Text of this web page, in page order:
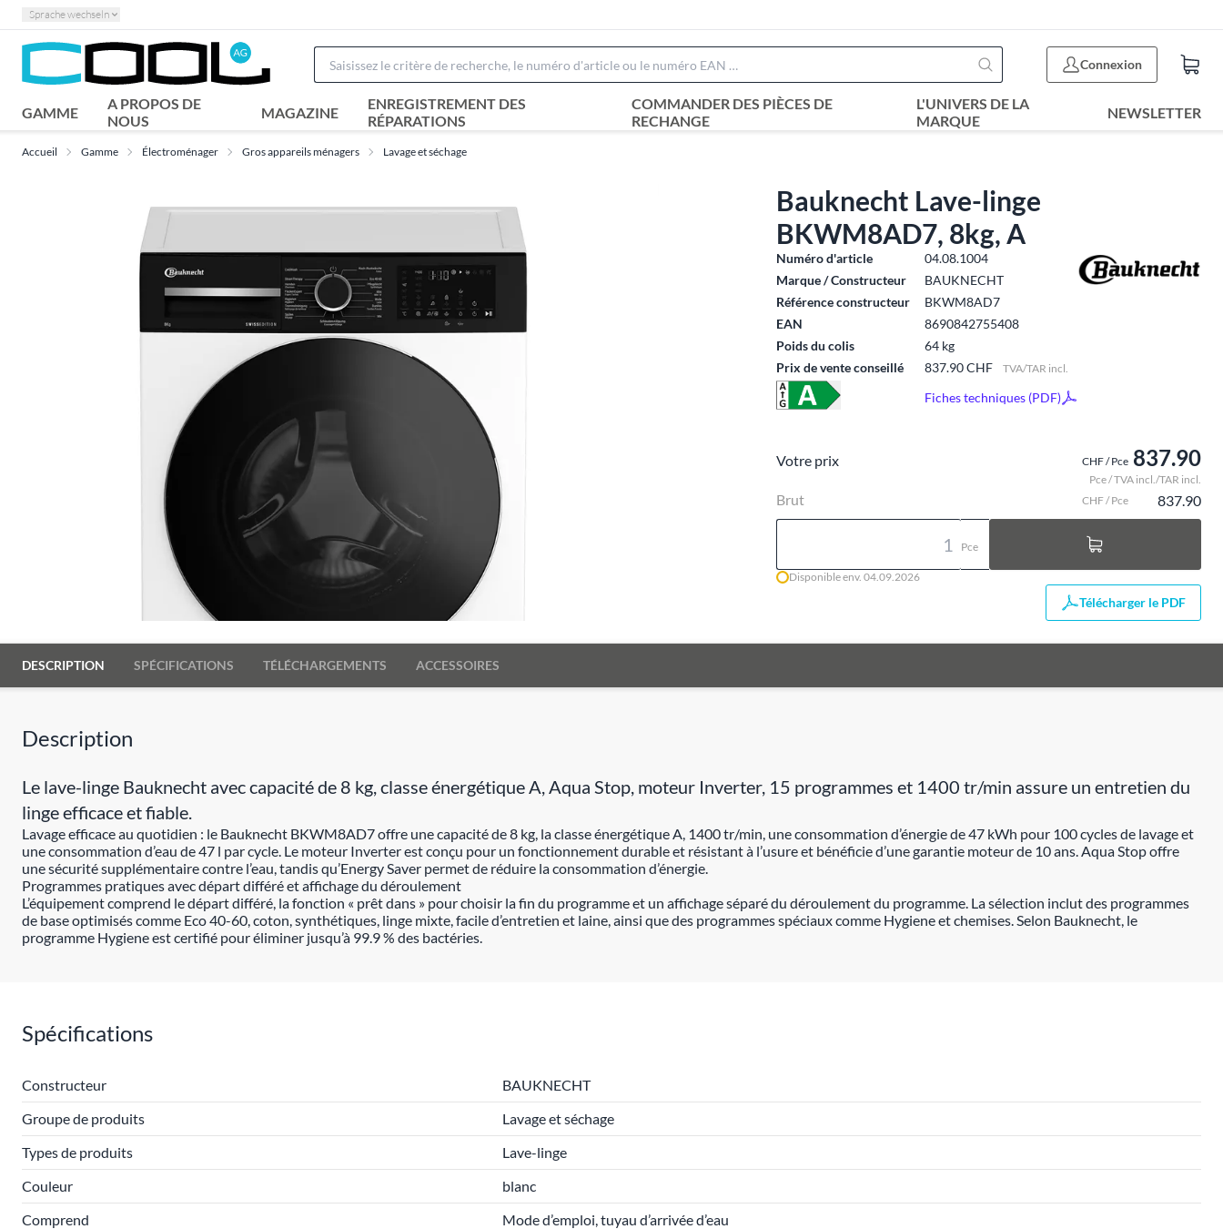
Sprache wechseln
Connexion
GAMME
A PROPOS DE
NOUS
MAGAZINE
ENREGISTREMENT DES
RÉPARATIONS
COMMANDER DES PIÈCES DE
RECHANGE
L'UNIVERS DE LA
MARQUE
NEWSLETTER
Accueil Gamme Électroménager Gros appareils ménagers Lavage et séchage
Bauknecht Lave-linge
BKWM8AD7, 8kg, A
Numéro d'article
04.08.1004
Marque / Constructeur
BAUKNECHT
Référence constructeur
BKWM8AD7
EAN
8690842755408
Poids du colis
64 kg
Prix de vente conseillé
837.90 CHF TVA/TAR incl.
Fiches techniques (PDF)
Votre prix CHF / Pce 837.90
Pce / TVA incl./TAR incl.
Brut CHF / Pce 837.90
Pce
Disponible env. 04.09.2026
Télécharger le PDF
DESCRIPTION SPÉCIFICATIONS TÉLÉCHARGEMENTS ACCESSOIRES
Description
Le lave-linge Bauknecht avec capacité de 8 kg, classe énergétique A, Aqua Stop, moteur Inverter, 15 programmes et 1400 tr/min assure un entretien du
linge efficace et fiable.
Lavage efficace au quotidien : le Bauknecht BKWM8AD7 offre une capacité de 8 kg, la classe énergétique A, 1400 tr/min, une consommation d’énergie de 47 kWh pour 100 cycles de lavage et
une consommation d’eau de 47 l par cycle. Le moteur Inverter est conçu pour un fonctionnement durable et résistant à l’usure et bénéficie d’une garantie moteur de 10 ans. Aqua Stop offre
une sécurité supplémentaire contre l’eau, tandis qu’Energy Saver permet de réduire la consommation d’énergie.
Programmes pratiques avec départ différé et affichage du déroulement
L’équipement comprend le départ différé, la fonction « prêt dans » pour choisir la fin du programme et un affichage séparé du déroulement du programme. La sélection inclut des programmes
de base optimisés comme Eco 40-60, coton, synthétiques, linge mixte, facile d’entretien et laine, ainsi que des programmes spéciaux comme Hygiene et chemises. Selon Bauknecht, le
programme Hygiene est certifié pour éliminer jusqu’à 99.9 % des bactéries.
Spécifications
Constructeur
BAUKNECHT
Groupe de produits
Lavage et séchage
Types de produits
Lave-linge
Couleur
blanc
Comprend
Mode d’emploi, tuyau d’arrivée d’eau